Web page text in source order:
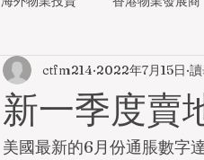
新一季度賣
ctfm214 2022年7月15日
美國最新的6月份通脹數字